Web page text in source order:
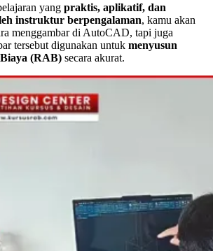
yang praktis, aplikatif, dan
instruktur berpengalaman, kamu akan
menggambar di AutoCAD, tapi juga
tersebut digunakan untuk menyusun
(RAB) secara akurat.